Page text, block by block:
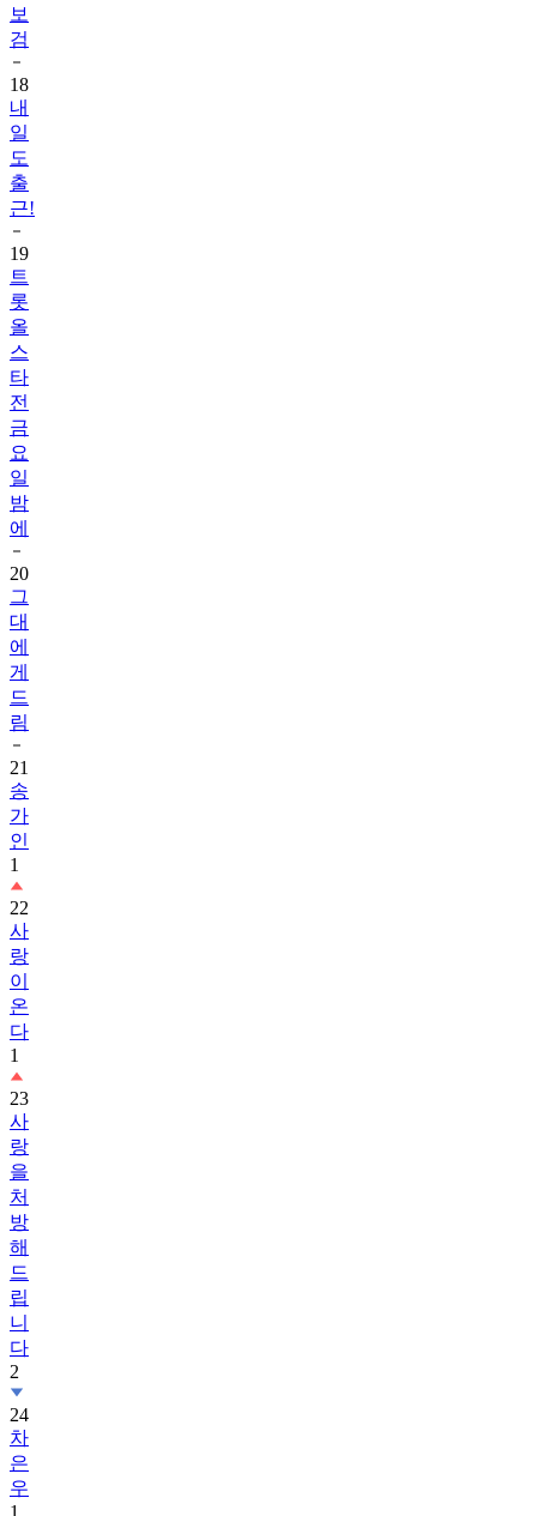
보
검
18
내
일
도
출
근!
19
트
롯
올
스
타
전
금
요
일
밤
에
20
그
대
에
게
드
림
21
송
가
인
1
22
사
랑
이
온
다
1
23
사
랑
을
처
방
해
드
립
니
다
2
24
차
은
우
1